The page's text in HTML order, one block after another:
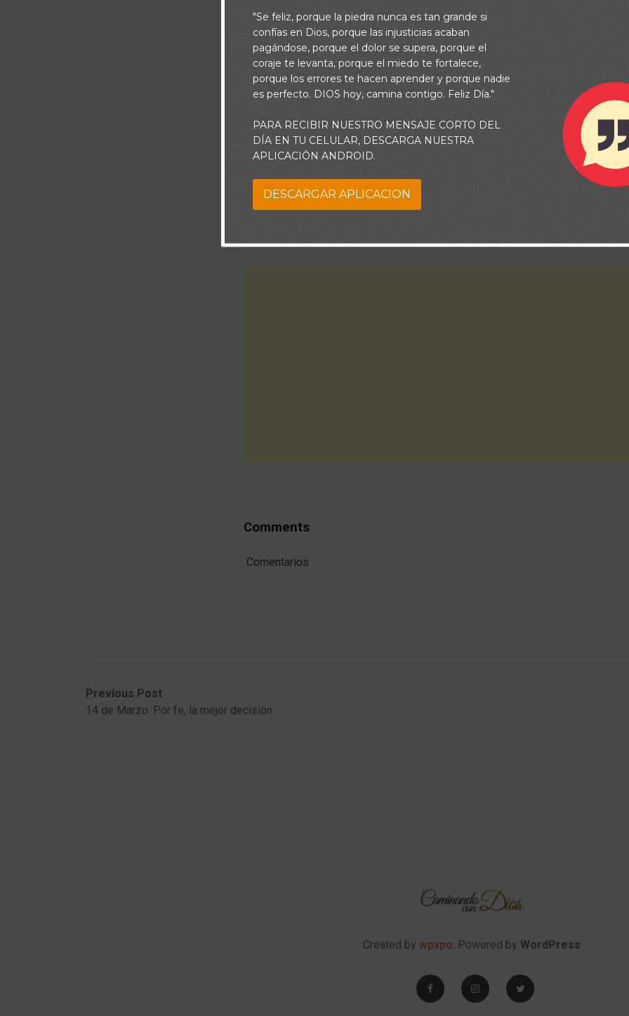
Dios te bendiga.
Comments
Comentarios
Previous Post
14 de Marzo: Por fe, la mejor decisión
Created by wpxpo. Powered by WordPress
"Se feliz, porque la piedra nunca es tan grande si
confías en Dios, porque las injusticias acaban
pagándose, porque el dolor se supera, porque el
coraje te levanta, porque el miedo te fortalece,
porque los errores te hacen aprender y porque nadie
es perfecto. DIOS hoy, camina contigo. Feliz Día."
PARA RECIBIR NUESTRO MENSAJE CORTO DEL
DÍA EN TU CELULAR, DESCARGA NUESTRA
APLICACIÓN ANDROID.
DESCARGAR APLICACION